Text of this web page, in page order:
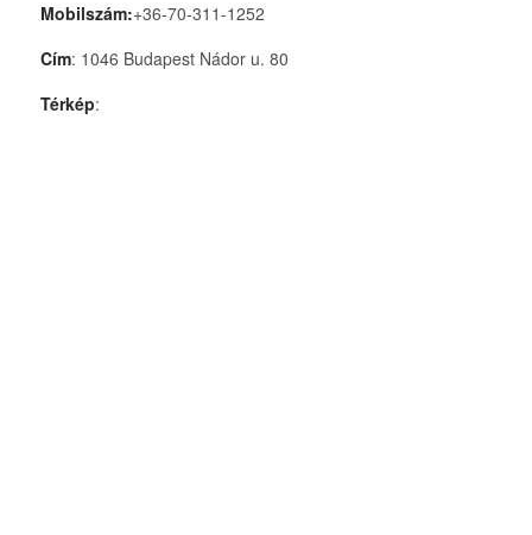
Mobilszám:+36-70-311-1252
Cím: 1046 Budapest Nádor u. 80
Térkép: